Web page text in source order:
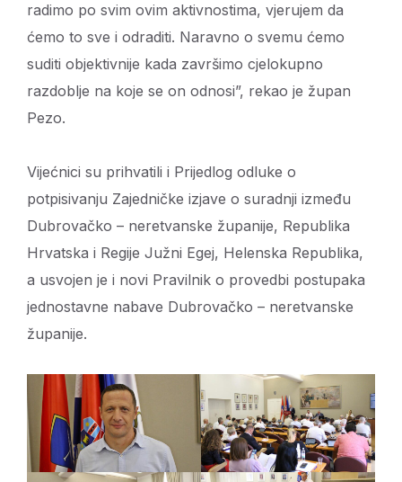
radimo po svim ovim aktivnostima, vjerujem da
ćemo to sve i odraditi. Naravno o svemu ćemo
suditi objektivnije kada završimo cjelokupno
razdoblje na koje se on odnosi”, rekao je župan
Pezo.
Vijećnici su prihvatili i Prijedlog odluke o
potpisivanju Zajedničke izjave o suradnji između
Dubrovačko – neretvanske županije, Republika
Hrvatska i Regije Južni Egej, Helenska Republika,
a usvojen je i novi Pravilnik o provedbi postupaka
jednostavne nabave Dubrovačko – neretvanske
županije.